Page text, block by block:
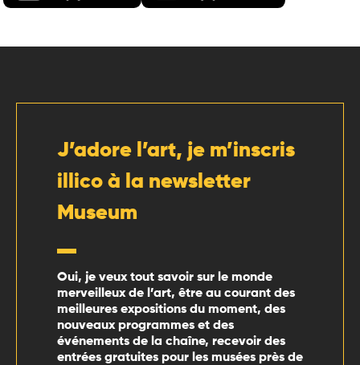
J’adore l’art, je m’inscris
illico à la newsletter
Museum
Oui, je veux tout savoir sur le monde
merveilleux de l’art, être au courant des
meilleures expositions du moment, des
nouveaux programmes et des
événements de la chaîne, recevoir des
entrées gratuites pour les musées près de